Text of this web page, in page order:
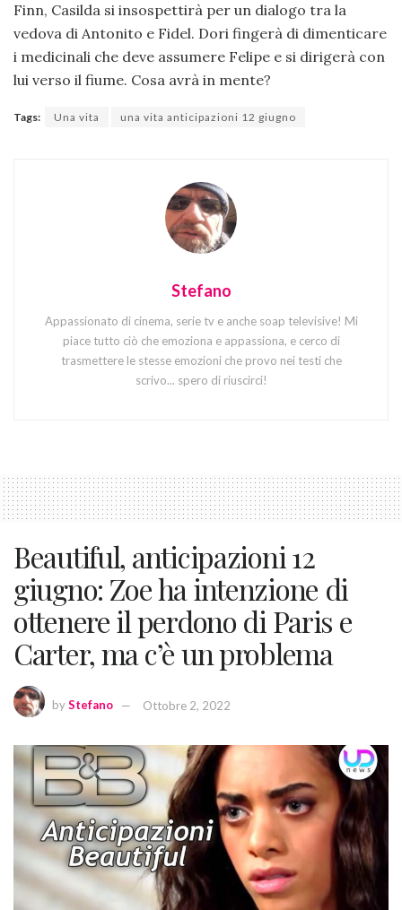
Finn, Casilda si insospettirà per un dialogo tra la
vedova di Antonito e Fidel. Dori fingerà di dimenticare
i medicinali che deve assumere Felipe e si dirigerà con
lui verso il fiume. Cosa avrà in mente?
Tags: Una vita una vita anticipazioni 12 giugno
Stefano
Appassionato di cinema, serie tv e anche soap televisive! Mi
piace tutto ciò che emoziona e appassiona, e cerco di
trasmettere le stesse emozioni che provo nei testi che
scrivo... spero di riuscirci!
Beautiful, anticipazioni 12
giugno: Zoe ha intenzione di
ottenere il perdono di Paris e
Carter, ma c’è un problema
byStefano Ottobre 2, 2022